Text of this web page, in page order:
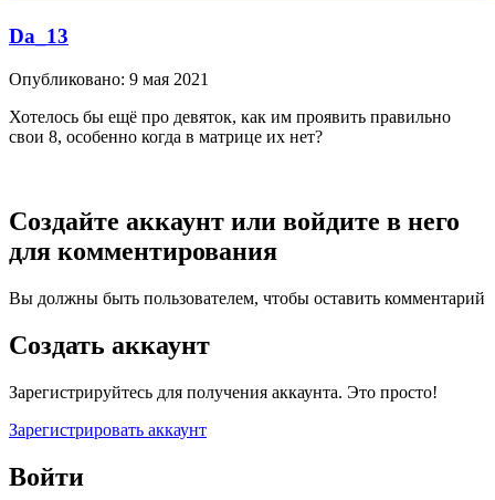
Da_13
Опубликовано: 9 мая 2021
Хотелось бы ещё про девяток, как им проявить правильно
свои 8, особенно когда в матрице их нет?
Создайте аккаунт или войдите в него
для комментирования
Вы должны быть пользователем, чтобы оставить комментарий
Создать аккаунт
Зарегистрируйтесь для получения аккаунта. Это просто!
Зарегистрировать аккаунт
Войти